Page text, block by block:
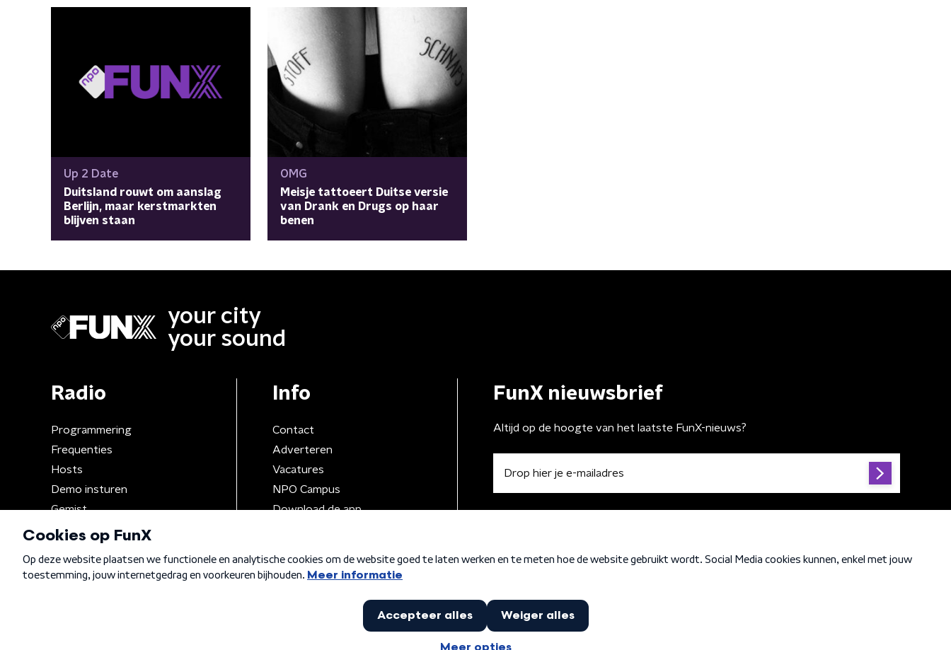
Up 2 Date
Duitsland rouwt om aanslag
Berlijn, maar kerstmarkten
blijven staan
OMG
Meisje tattoeert Duitse versie
van Drank en Drugs op haar
benen
your city
your sound
Radio
Programmering
Frequenties
Hosts
Demo insturen
Gemist
Info
Contact
Adverteren
Vacatures
NPO Campus
Download de app
FunX nieuwsbrief
Altijd op de hoogte van het laatste FunX-nieuws?
Algemene voorwaarden Privacybeleid